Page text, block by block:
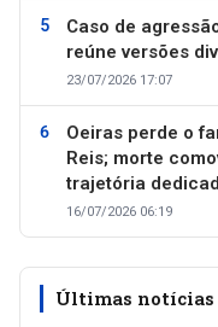
Caso de
reúne versões
23/07/2026 17:07
Oeiras perde o
Reis; morte
trajetória
16/07/2026 06:19
Últimas notícias